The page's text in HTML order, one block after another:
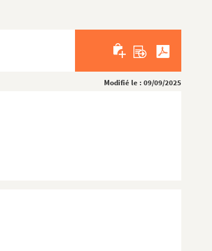
Modifié le : 09/09/2025